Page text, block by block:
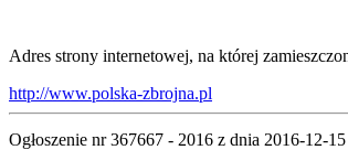
Adres strony internetowej, na której
http://www.polska-zbrojna.pl
Ogłoszenie nr 367667 - 2016 z dnia 2016-12-15